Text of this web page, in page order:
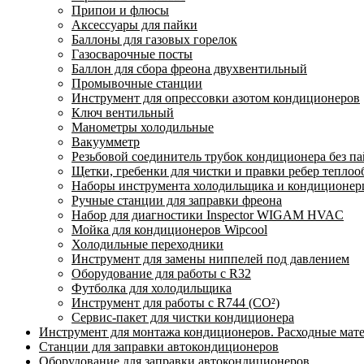
Припои и флюсы
Аксессуары для пайки
Баллоны для газовых горелок
Газосварочные посты
Баллон для сбора фреона двухвентильный
Промывочные станции
Инструмент для опрессовки азотом кондиционеров
Ключ вентильный
Манометры холодильные
Вакуумметр
Резьбовой соединитель трубок кондиционера без
Щетки, гребенки для чистки и правки ребер
Наборы инструмента холодильщика и
Ручные станции для заправки фреона
Набор для диагностики Inspector WIGAM HVAC
Мойка для кондиционеров Wipcool
Холодильные переходники
Инструмент для замены ниппелей под давлением
Оборудование для работы с R32
Футболка для холодильщика
Инструмент для работы с R744 (CO²)
Сервис-пакет для чистки кондиционера
Инструмент для монтажа кондиционеров. Расходные
Станции для заправки автокондиционеров